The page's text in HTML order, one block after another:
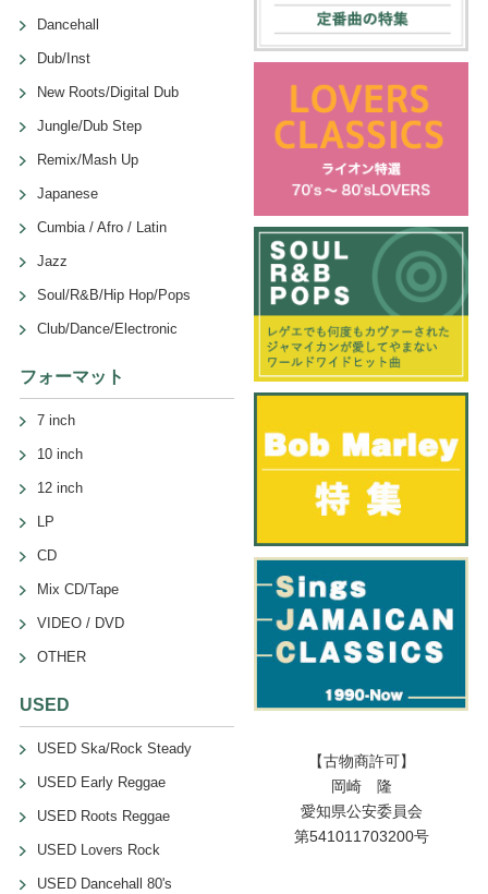
Dancehall
Dub/Inst
New Roots/Digital Dub
Jungle/Dub Step
Remix/Mash Up
Japanese
Cumbia / Afro / Latin
Jazz
Soul/R&B/Hip Hop/Pops
Club/Dance/Electronic
フォーマット
7 inch
10 inch
12 inch
LP
CD
Mix CD/Tape
VIDEO / DVD
OTHER
USED
USED Ska/Rock Steady
USED Early Reggae
USED Roots Reggae
USED Lovers Rock
USED Dancehall 80's
【古物商許可】
岡崎 隆
愛知県公安委員会
第541011703200号